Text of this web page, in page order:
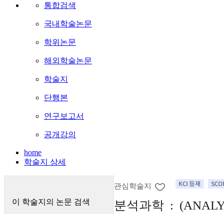
통합검색
국내학술논문
학위논문
해외학술논문
학술지
단행본
연구보고서
공개강의
home
학술지 상세
이 학술지의 논문 검색
관심학술지
분석과학 :